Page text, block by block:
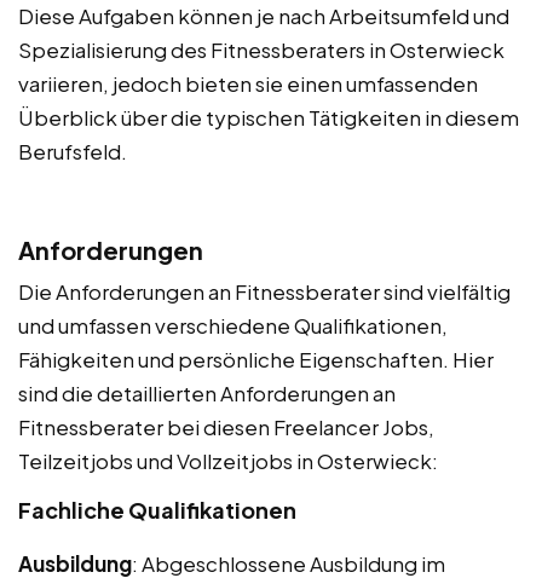
Diese Aufgaben können je nach Arbeitsumfeld und
Spezialisierung des Fitnessberaters in Osterwieck
variieren, jedoch bieten sie einen umfassenden
Überblick über die typischen Tätigkeiten in diesem
Berufsfeld.
Anforderungen
Die Anforderungen an Fitnessberater sind vielfältig
und umfassen verschiedene Qualifikationen,
Fähigkeiten und persönliche Eigenschaften. Hier
sind die detaillierten Anforderungen an
Fitnessberater bei diesen Freelancer Jobs,
Teilzeitjobs und Vollzeitjobs in Osterwieck:
Fachliche Qualifikationen
Ausbildung: Abgeschlossene Ausbildung im